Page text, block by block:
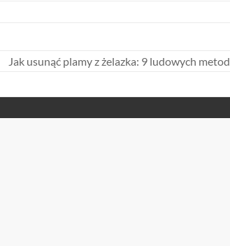
Jak usunąć plamy z żelazka: 9 ludowych metod